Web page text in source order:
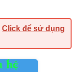
Click để sử dụng